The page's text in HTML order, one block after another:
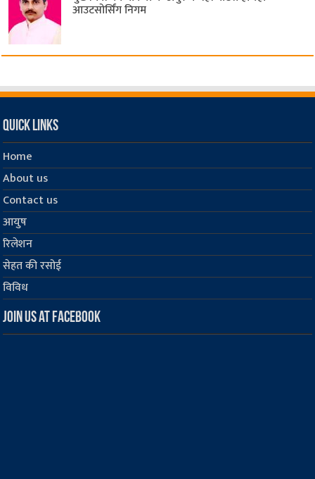
आउटसोर्सिंग निगम
Quick Links
Home
About us
Contact us
आयुष
रिलेशन
सेहत की रसोई
विविध
Join us at Facebook